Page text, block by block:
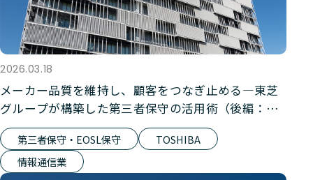
2026.03.18
メーカー品質を維持し、顧客をつなぎ止める―東芝
グループが構築した第三者保守の活用術（後編：第
三者保守サービス）
第三者保守・EOSL保守
TOSHIBA
情報通信業